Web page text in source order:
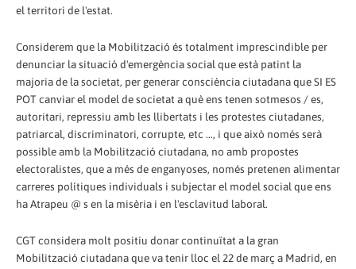
el territori de l'estat.
Considerem que la Mobilització és totalment imprescindible per
denunciar la situació d'emergència social que està patint la
majoria de la societat, per generar consciència ciutadana que SI ES
POT canviar el model de societat a què ens tenen sotmesos / es,
autoritari, repressiu amb les llibertats i les protestes ciutadanes,
patriarcal, discriminatori, corrupte, etc ..., i que això només serà
possible amb la Mobilització ciutadana, no amb propostes
electoralistes, que a més de enganyoses, només pretenen alimentar
carreres polítiques individuals i subjectar el model social que ens
ha Atrapeu @ s en la misèria i en l'esclavitud laboral.
CGT considera molt positiu donar continuïtat a la gran
Mobilització ciutadana que va tenir lloc el 22 de març a Madrid, en